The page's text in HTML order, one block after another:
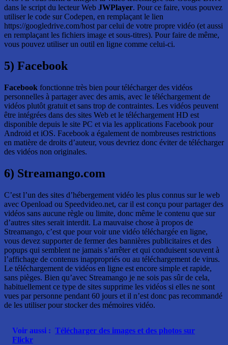
dans le script du lecteur Web JWPlayer. Pour ce faire, vous pouvez
utiliser le code sur Codepen, en remplaçant le lien
https://googledrive.com/host par celui de votre propre vidéo (et aussi
en remplaçant les fichiers image et sous-titres). Pour faire de même,
vous pouvez utiliser un outil en ligne comme celui-ci.
5) Facebook
Facebook fonctionne très bien pour télécharger des vidéos
personnelles à partager avec des amis, avec le téléchargement de
vidéos plutôt gratuit et sans trop de contraintes. Les vidéos peuvent
être intégrées dans des sites Web et le téléchargement HD est
disponible depuis le site PC et via les applications Facebook pour
Android et iOS. Facebook a également de nombreuses restrictions
en matière de droits d’auteur, vous devriez donc éviter de télécharger
des vidéos non originales.
6) Streamango.com
C’est l’un des sites d’hébergement vidéo les plus connus sur le web
avec Openload ou Speedvideo.net, car il est conçu pour partager des
vidéos sans aucune règle ou limite, donc même le contenu que sur
d’autres sites serait interdit. La mauvaise chose à propos de
Streamango, c’est que pour voir une vidéo téléchargée en ligne,
vous devez supporter de fermer des bannières publicitaires et des
popups qui semblent ne jamais s’arrêter et qui conduisent souvent à
l’affichage de contenus inappropriés ou au téléchargement de virus.
Le téléchargement de vidéos en ligne est encore simple et rapide,
sans pièges. Bien qu’avec Streamango je ne sois pas sûr de cela,
habituellement ce type de sites supprime les vidéos si elles ne sont
vues par personne pendant 60 jours et il n’est donc pas recommandé
de les utiliser pour stocker des mémoires vidéo.
Voir aussi : Télécharger des images et des photos sur
Flickr